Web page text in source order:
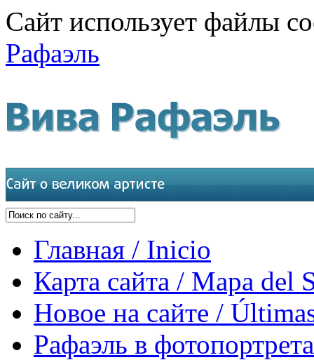
Сайт использует файлы
Рафаэль
Главная / Inicio
Карта сайта / Mapa del
Новое на сайте /
Рафаэль в